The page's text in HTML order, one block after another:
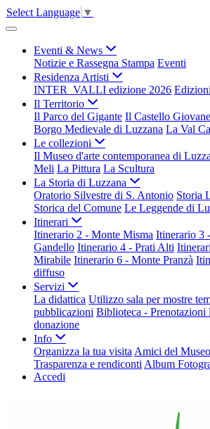
Select Language ▼
Eventi & News
Notizie e Rassegna Stampa Eventi
Residenza Artisti
INTER_VALLI edizione 2026
Il Territorio
Il Parco del Gigante Il Castello
Borgo Medievale di Luzzana La Val
Le collezioni
Il Museo d'arte contemporanea di
Meli La Pittura La Scultura
La Storia di Luzzana
Oratorio Silvestre di S. Antonio Storia
Storica del Comune Le Leggende di
Itinerari
Itinerario 2 - Monte Misma Itinerario 3
Gandello Itinerario 4 - Prati Alti
Mirabile Itinerario 6 - Monte Pranzà
diffuso
Servizi
La didattica Utilizzo sala per mostre
pubblicazioni Biblioteca - Prenotazioni
donazione
Info
Organizza la tua visita Amici del
Trasparenza e rendiconti Album
Accedi